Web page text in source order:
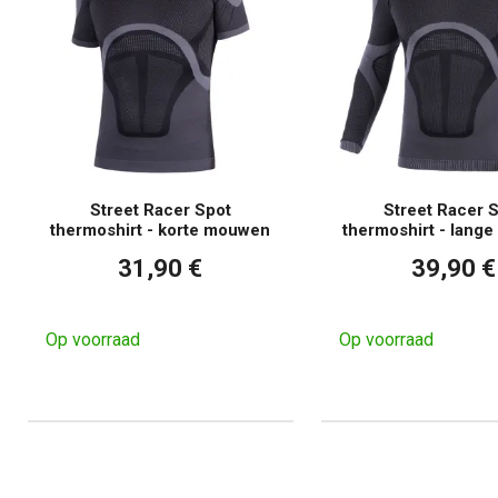
Street Racer Spot
thermoshirt - korte mouwen
31,90 €
Op voorraad
Street Racer
thermoshirt - lange
39,90 €
Op voorraad